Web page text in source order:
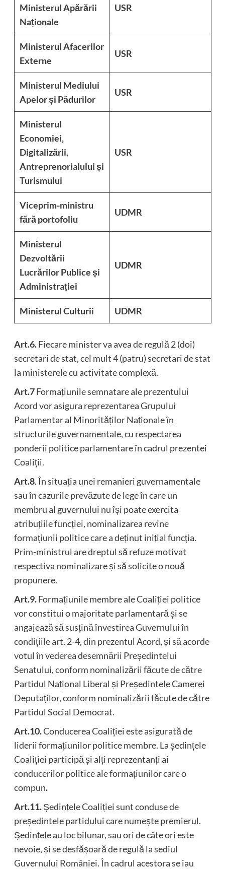
Ministerul Apărării
Naționale
USR
Ministerul Afacerilor
Externe
USR
Ministerul Mediului
Apelor și Pădurilor
USR
Ministerul
Economiei,
Digitalizării,
Antreprenorialului și
Turismului
USR
Viceprim-ministru
fără portofoliu
UDMR
Ministerul
Dezvoltării
Lucrărilor Publice și
Administrației
UDMR
Ministerul Culturii UDMR
Art.6.Fiecare minister va avea de regulă 2 (doi)
secretari de stat, cel mult 4 (patru) secretari de stat
la ministerele cu activitate complexă.
Art.7Formațiunile semnatare ale prezentului
Acord vor asigura reprezentarea Grupului
Parlamentar al Minorităților Naționale în
structurile guvernamentale, cu respectarea
ponderii politice parlamentare în cadrul prezentei
Coaliții.
Art.8. În situația unei remanieri guvernamentale
sau în cazurile prevăzute de lege în care un
membru al guvernului nu își poate exercita
atribuțiile funcției, nominalizarea revine
formațiunii politice care a deținut inițial funcția.
Prim-ministrul are dreptul să refuze motivat
respectiva nominalizare și să solicite o nouă
propunere.
Art.9.Formațiunile membre ale Coaliției politice
vor constitui o majoritate parlamentară și se
angajează să susțină învestirea Guvernului în
condițiile art. 2-4, din prezentul Acord, și să acorde
votul în vederea desemnării Președintelui
Senatului, conform nominalizării făcute de către
Partidul Național Liberal și Președintele Camerei
Deputaților, conform nominalizării făcute de către
Partidul Social Democrat.
Art.10.Conducerea Coaliției este asigurată de
liderii formațiunilor politice membre. La ședințele
Coaliției participă și alți reprezentanți ai
conducerilor politice ale formațiunilor care o
compun.
Art.11.Ședințele Coaliției sunt conduse de
președintele partidului care numește premierul.
Ședințele au loc bilunar, sau ori de câte ori este
nevoie, și se desfășoară de regulă la sediul
Guvernului României. În cadrul acestora se iau